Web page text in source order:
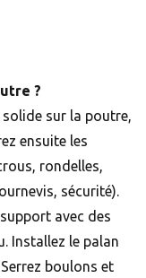
?
sur la poutre,
ensuite les
rondelles,
sécurité).
avec des
Installez le palan
boulons et